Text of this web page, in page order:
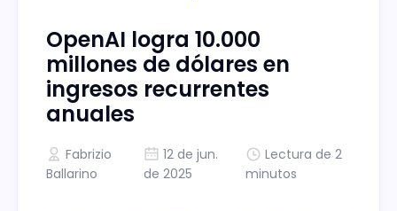
OpenAI logra 10.000
millones de dólares en
ingresos recurrentes
anuales
Fabrizio
Ballarino
12 de jun.
de 2025
Lectura de 2
minutos